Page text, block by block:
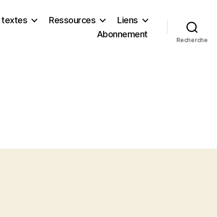
textes Ressources
Liens
Abonnement
Recherche